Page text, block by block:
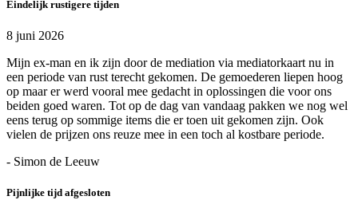
Eindelijk rustigere tijden
8 juni 2026
Mijn ex-man en ik zijn door de mediation via mediatorkaart nu in
een periode van rust terecht gekomen. De gemoederen liepen hoog
op maar er werd vooral mee gedacht in oplossingen die voor ons
beiden goed waren. Tot op de dag van vandaag pakken we nog wel
eens terug op sommige items die er toen uit gekomen zijn. Ook
vielen de prijzen ons reuze mee in een toch al kostbare periode.
- Simon de Leeuw
Pijnlijke tijd afgesloten